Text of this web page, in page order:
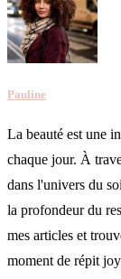
Pauline
La beauté est une
chaque jour. À
dans l'univers du
la profondeur du
mes articles et
moment de répit